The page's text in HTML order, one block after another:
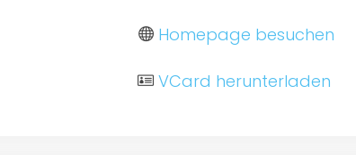
Homepage besuchen
VCard herunterladen